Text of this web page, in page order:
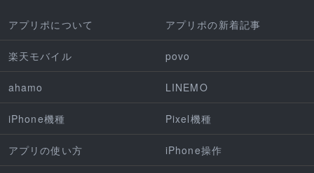
アプリポについて アプリポの新着記事
楽天モバイル povo
ahamo LINEMO
iPhone機種 Pixel機種
アプリの使い方 iPhone操作